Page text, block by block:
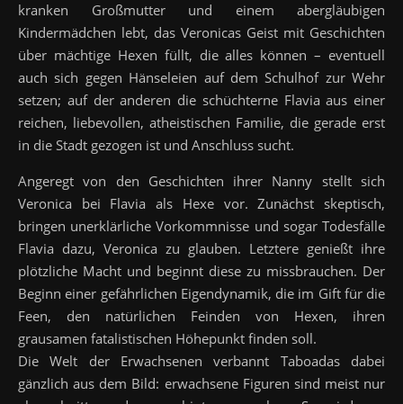
kranken Großmutter und einem abergläubigen
Kindermädchen lebt, das Veronicas Geist mit Geschichten
über mächtige Hexen füllt, die alles können – eventuell
auch sich gegen Hänseleien auf dem Schulhof zur Wehr
setzen; auf der anderen die schüchterne Flavia aus einer
reichen, liebevollen, atheistischen Familie, die gerade erst
in die Stadt gezogen ist und Anschluss sucht.
Angeregt von den Geschichten ihrer Nanny stellt sich
Veronica bei Flavia als Hexe vor. Zunächst skeptisch,
bringen unerklärliche Vorkommnisse und sogar Todesfälle
Flavia dazu, Veronica zu glauben. Letztere genießt ihre
plötzliche Macht und beginnt diese zu missbrauchen. Der
Beginn einer gefährlichen Eigendynamik, die im Gift für die
Feen, den natürlichen Feinden von Hexen, ihren
grausamen fatalistischen Höhepunkt finden soll.
Die Welt der Erwachsenen verbannt Taboadas dabei
gänzlich aus dem Bild: erwachsene Figuren sind meist nur